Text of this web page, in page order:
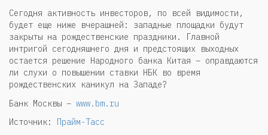
Сегодня активность инвесторов, по всей видимости,
будет еще ниже вчерашней: западные площадки будут
закрыты на рождественские праздники. Главной
интригой сегодняшнего дня и предстоящих выходных
остается решение Народного банка Китая – оправдаются
ли слухи о повышении ставки НБК во время
рождественских каникул на Западе?
Банк Москвы – www.bm.ru
Источник:
Прайм-Тасс